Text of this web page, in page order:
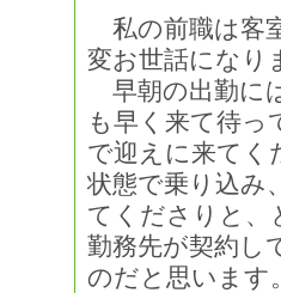
私の前職は客
変お世話になり
早朝の出勤に
も早く来て待
で迎えに来てく
状態で乗り込み
てくださりと、
勤務先が契約し
のだと思います